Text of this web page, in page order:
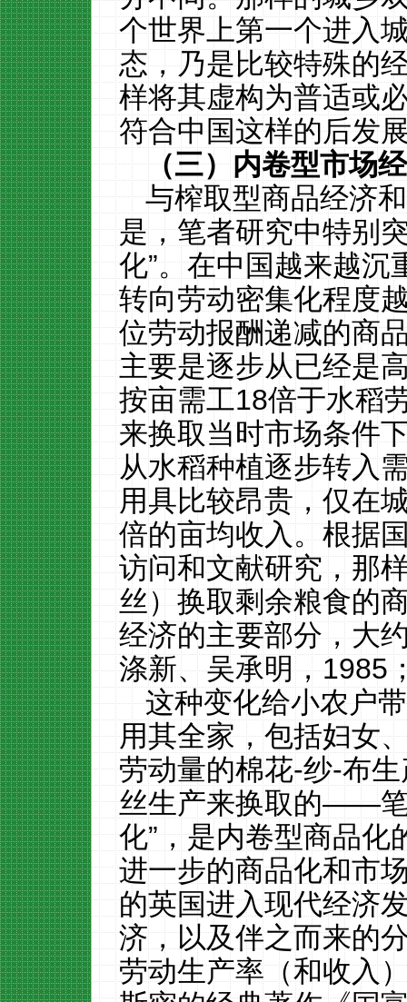
个世界上第一个进入
态，乃是比较特殊的
样将其虚构为普适或
符合中国这样的后发
（三）内卷型市场
与榨取型商品经济
是，笔者研究中特别
化”。在中国越来越沉
转向劳动密集化程度
位劳动报酬递减的商
主要是逐步从已经是
按亩需工18倍于水稻
来换取当时市场条件
从水稻种植逐步转入
用具比较昂贵，仅在
倍的亩均收入。根据
访问和文献研究，那
丝）换取剩余粮食的
经济的主要部分，大
涤新、吴承明，1985
这种变化给小农户
用其全家，包括妇女
劳动量的棉花-纱-布
丝生产来换取的——笔
化”，是内卷型商品化
进一步的商品化和市
的英国进入现代经济
济，以及伴之而来的
劳动生产率（和收入